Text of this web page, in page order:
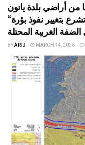
“سلطات الاحتلال الإسرائيلي تشرع بتغيير نفوذ بؤرة
BYARIJ MARCH 14, 2026